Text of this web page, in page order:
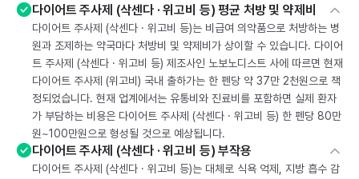
다이어트 주사제 (삭센다 · 위고비 등) 평균 처방 및 약제비
다이어트 주사제 (삭센다 · 위고비 등)는 비급여 의약품으로 처방하는 병
원과 조제하는 약국마다 처방비 및 약제비가 상이할 수 있습니다. 다이어
트 주사제 (삭센다 · 위고비 등) 제조사인 노보노디스트 사에 따르면 현재
다이어트 주사제 (위고비) 국내 출하가는 한 펜당 약 37만 2천원으로 책
정되었습니다. 현재 업계에서는 유통비와 진료비를 포함하면 실제 환자
가 부담하는 비용은 다이어트 주사제 (삭센다 · 위고비 등) 한 펜당 80만
원~100만원으로 형성될 것으로 예상됩니다.
다이어트 주사제 (삭센다 · 위고비 등) 부작용
다이어트 주사제 (삭센다 · 위고비 등)는 대체로 식욕 억제, 지방 흡수 감